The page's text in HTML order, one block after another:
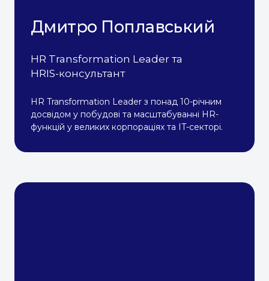
Дмитро Поплавський
HR Transformation Leader та
HRIS-консультант
HR Transformation Leader з понад 10-річним
досвідом у побудові та масштабуванні HR-
функцій у великих корпораціях та IT-секторі.